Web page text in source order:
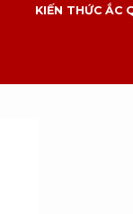
KIẾN THỨC ẮC